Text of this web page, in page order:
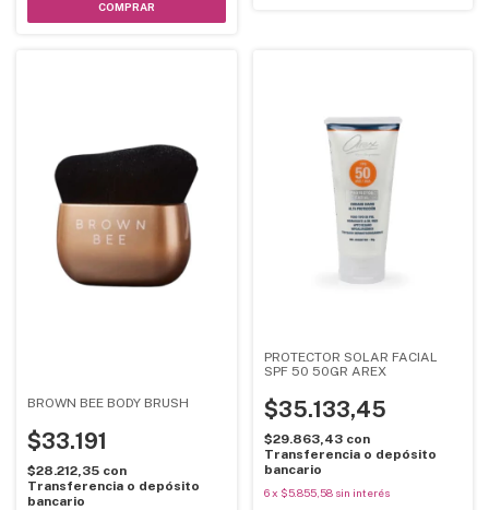
BROWN BEE BODY BRUSH
$33.191
$28.212,35 con
Transferencia o depósito
bancario
PROTECTOR SOLAR FACIAL
SPF 50 50GR AREX
$35.133,45
$29.863,43 con
Transferencia o depósito
bancario
6 x $5.855,58 sin interés